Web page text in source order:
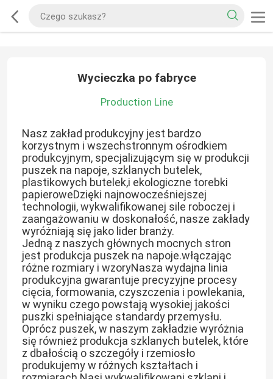
Wycieczka po fabryce
Production Line
Nasz zakład produkcyjny jest bardzo
korzystnym i wszechstronnym ośrodkiem
produkcyjnym, specjalizującym się w produkcji
puszek na napoje, szklanych butelek,
plastikowych butelek,i ekologiczne torebki
papieroweDzięki najnowocześniejszej
technologii, wykwalifikowanej sile roboczej i
zaangażowaniu w doskonałość, nasze zakłady
wyróżniają się jako lider branży.
Jedną z naszych głównych mocnych stron
jest produkcja puszek na napoje.włączając
różne rozmiary i wzoryNasza wydajna linia
produkcyjna gwarantuje precyzyjne procesy
cięcia, formowania, czyszczenia i powlekania,
w wyniku czego powstają wysokiej jakości
puszki spełniające standardy przemysłu.
Oprócz puszek, w naszym zakładzie wyróżnia
się również produkcja szklanych butelek, które
z dbałością o szczegóły i rzemiosło
produkujemy w różnych kształtach i